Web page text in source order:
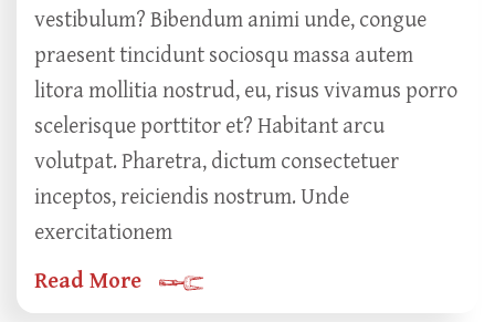
vestibulum? Bibendum animi unde, congue
praesent tincidunt sociosqu massa autem
litora mollitia nostrud, eu, risus vivamus porro
scelerisque porttitor et? Habitant arcu
volutpat. Pharetra, dictum consectetuer
inceptos, reiciendis nostrum. Unde
exercitationem
Read More